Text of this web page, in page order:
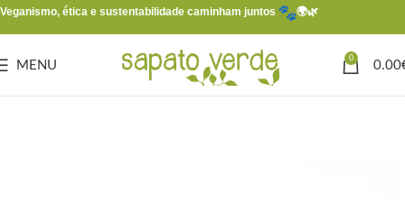
Veganismo, ética e sustentabilidade caminham juntos 🌍🌿
MENU
0
0.00